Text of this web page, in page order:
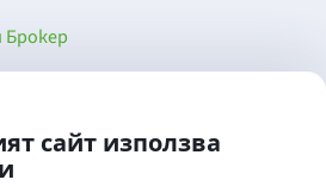
сайт използва
Банка ДСК